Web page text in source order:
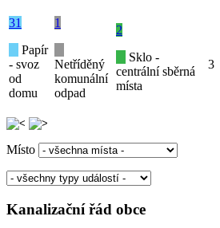
31
Papír
- svoz
od
domu
1
Netříděný
komunální
odpad
2
Sklo -
centrální sběrná
místa
3
Místo
Kanalizační řád obce